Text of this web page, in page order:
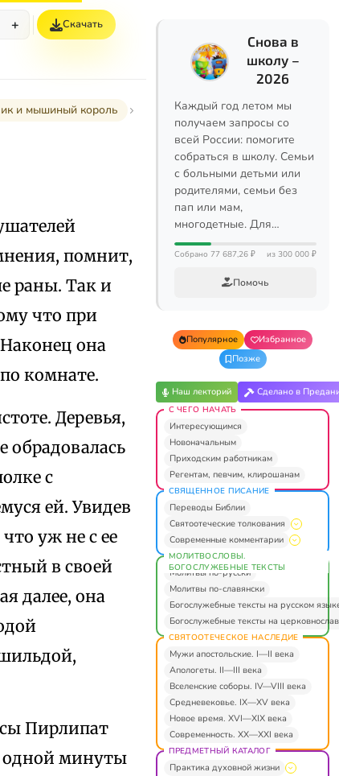
+ Скачать
и мышиный король
помнит,
раны. Так и
что при
она
комнате.
Деревья,
обрадовалась
с
ей. Увидев
уж не с ее
в своей
далее, она
Пирлипат
одной минуты
Снова в
школу –
2026
Каждый год летом мы
получаем запросы со
всей России: помогите
собраться в школу. Семьи
с больными детьми или
родителями, семьи без
пап или мам,
многодетные. Для…
Собрано 77 687,26 ₽ из 300 000 ₽
Помочь
Популярное
Избранное
Позже
Наш лекторий Сделано в
С ЧЕГО НАЧАТЬ
Интересующимся
Новоначальным
Приходским работникам
Регентам, певчим, клирошанам
СВЯЩЕННОЕ ПИСАНИЕ
Переводы Библии
Святоотеческие толкования
Современные комментарии
МОЛИТВОСЛОВЫ.
БОГОСЛУЖЕБНЫЕ ТЕКСТЫ
Молитвы по-русски
Молитвы по-славянски
Богослужебные тексты на русском
Богослужебные тексты на
СВЯТООТЕЧЕСКОЕ НАСЛЕДИЕ
Мужи апостольские. I—II века
Апологеты. II—III века
Вселенские соборы. IV—VIII века
Средневековье. IX—XV века
Новое время. XVI—XIX века
Современность. XX—XXI века
ПРЕДМЕТНЫЙ КАТАЛОГ
Практика духовной жизни